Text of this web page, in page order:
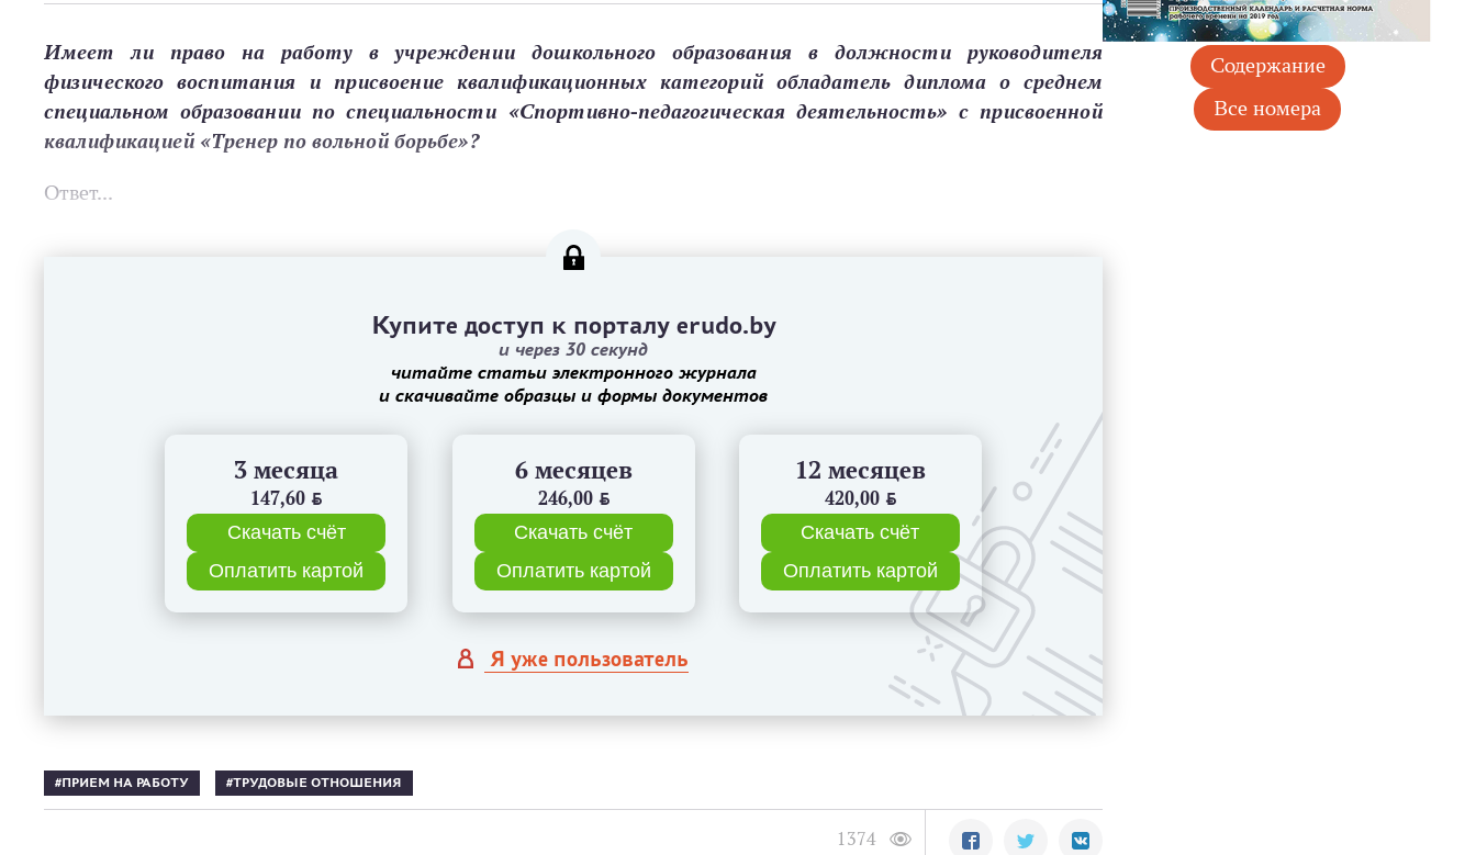
Имеет ли право на работу в учреждении дошкольного образования в должности руководителя
физического воспитания и присвоение квалификационных категорий обладатель диплома о среднем
специальном образовании по специальности «Спортивно-педагогическая деятельность» с присвоенной
квалификацией «Тренер по вольной борьбе»?
Ответ...
Купите доступ к порталу erudo.by
и через 30 секунд
читайте статьи электронного журнала
и скачивайте образцы и формы документов
3 месяца
147,60 BYN
Скачать счёт
Оплатить картой
6 месяцев
246,00 BYN
Скачать счёт
Оплатить картой
12 месяцев
420,00 BYN
Скачать счёт
Оплатить картой
Я уже пользователь
ПРИЕМ НА РАБОТУ ТРУДОВЫЕ ОТНОШЕНИЯ
1374